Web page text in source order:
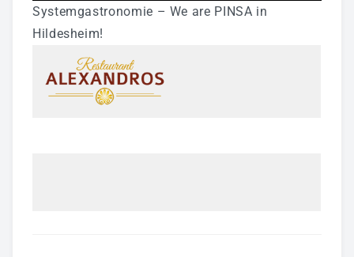
Systemgastronomie – We are PINSA in
Hildesheim!